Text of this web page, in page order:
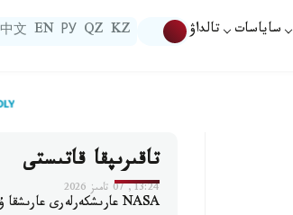
ساياسات تالداۋ KZ
QZ
РУ
EN
中文
تاقىرىپقا قاتىستى
13:24, 07 تامىز 2026
NASA عارىشكەرلەرى عارىشقا ۇشتى